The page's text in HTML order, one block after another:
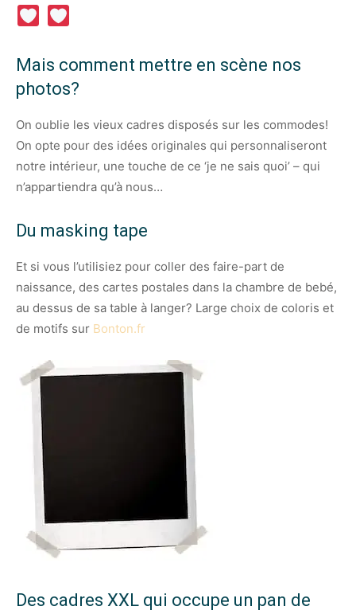
Mais comment mettre en scène nos
photos?
On oublie les vieux cadres disposés sur les commodes!
On opte pour des idées originales qui personnaliseront
notre intérieur, une touche de ce ‘je ne sais quoi’ – qui
n’appartiendra qu’à nous…
Du masking tape
Et si vous l’utilisiez pour coller des faire-part de
naissance, des cartes postales dans la chambre de bebé,
au dessus de sa table à langer? Large choix de coloris et
de motifs sur Bonton.fr
Des cadres XXL qui occupe un pan de